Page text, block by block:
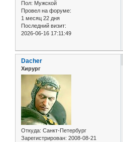
Пол: Мужской
Провел на форуме:
1 месяц 22 дня
Последний визит:
2026-06-16 17:11:49
Dacher
Хирург
Откуда: Санкт-Петербург
Зарегистрирован: 2008-08-21